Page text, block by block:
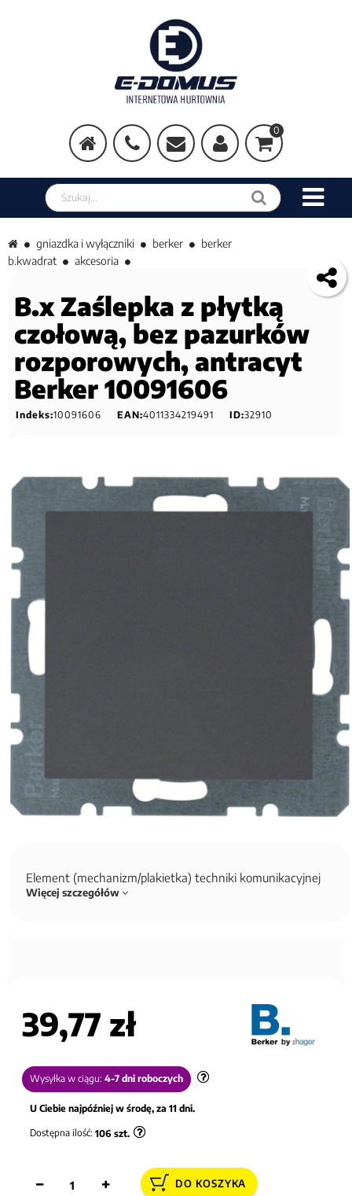
0
Szukaj w sklepie
gniazdka i wyłączniki berker
berker
b.kwadrat
akcesoria
B.x Zaślepka z płytką
czołową, bez pazurków
rozporowych, antracyt
Berker 10091606
Indeks:10091606 EAN:4011334219491 ID:32910
Element (mechanizm/plakietka) techniki komunikacyjnej
Więcej szczegółów
39,77 zł
Wysyłka w ciągu: 4-7 dni roboczych
U Ciebie najpóźniej w środę, za 11 dni.
Dostępna ilość: 106 szt.
DO KOSZYKA